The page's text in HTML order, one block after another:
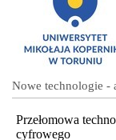
Nowe technologie -
Przełomowa
cyfrowego